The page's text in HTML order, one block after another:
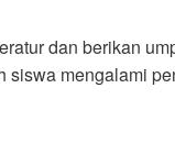
dan berikan
siswa mengalami